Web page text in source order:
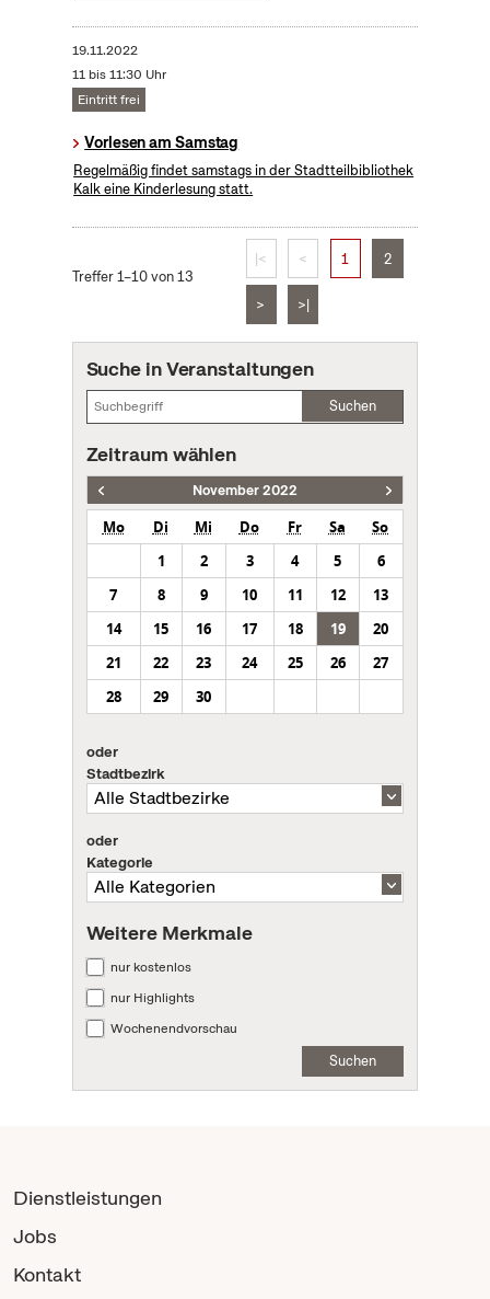
19.11.2022
11 bis 11:30 Uhr
Eintritt frei
Vorlesen am Samstag
Regelmäßig findet samstags in der Stadtteilbibliothek
Kalk eine Kinderlesung statt.
Treffer 1–10 von 13
|< < 1 2
> >|
Suche in Veranstaltungen
Suchen
Zeitraum wählen
November 2022
Mo Di Mi Do Fr Sa
So
1
2 3 4 5
6
7
8 9 10 11 12
13
14
15 16 17 18 19
20
21
22 23 24 25 26
27
28
29 30
oder
Stadtbezirk
oder
Kategorie
Weitere Merkmale
nur kostenlos
nur Highlights
Wochenendvorschau
Suchen
Dienstleistungen
Jobs
Kontakt